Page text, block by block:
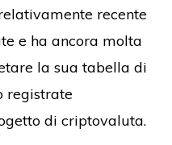
recente
e ha ancora molta
la sua tabella di
registrate
di criptovaluta.